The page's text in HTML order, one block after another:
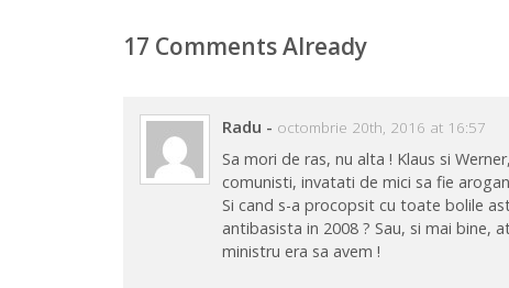
17 Comments Already
Radu - octombrie 20th, 2016 at 16:57
Sa mori de ras, nu alta ! Klaus si
comunisti, invatati de mici sa fie
Si cand s-a procopsit cu toate bolile
antibasista in 2008 ? Sau, si mai bine,
ministru era sa avem !